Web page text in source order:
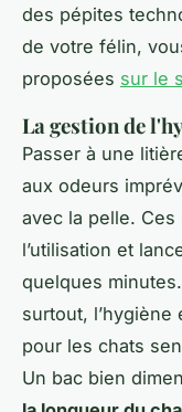
des pépites
de votre félin,
proposées sur le
La gestion de
Passer à une
aux odeurs
avec la pelle.
l’utilisation et
quelques
surtout,
pour les chats
Un bac bien